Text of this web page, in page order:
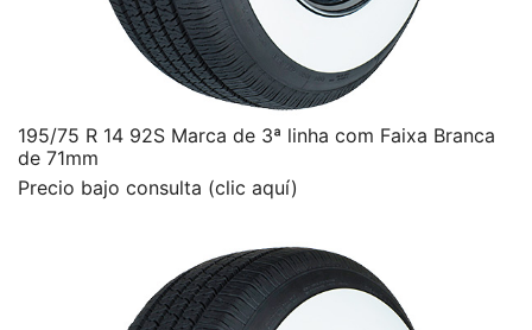
195/75 R 14 92S Marca de 3ª linha com Faixa Branca
de 71mm
Precio bajo consulta (clic aquí)